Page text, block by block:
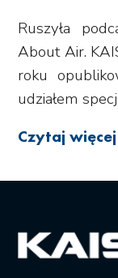
Ruszyła
About Air.
roku
udziałem
Czytaj więcej